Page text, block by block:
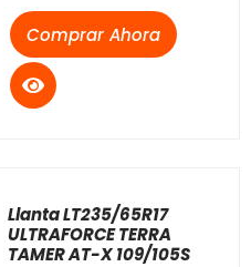
Comprar Ahora
Llanta LT235/65R17
ULTRAFORCE TERRA
TAMER AT-X 109/105S